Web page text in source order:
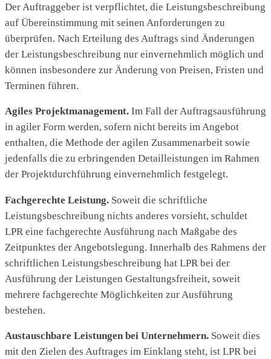
Der Auftraggeber ist verpflichtet, die Leistungsbeschreibung
auf Übereinstimmung mit seinen Anforderungen zu
überprüfen. Nach Erteilung des Auftrags sind Änderungen
der Leistungsbeschreibung nur einvernehmlich möglich und
können insbesondere zur Änderung von Preisen, Fristen und
Terminen führen.
Agiles Projektmanagement. Im Fall der Auftragsausführung
in agiler Form werden, sofern nicht bereits im Angebot
enthalten, die Methode der agilen Zusammenarbeit sowie
jedenfalls die zu erbringenden Detailleistungen im Rahmen
der Projektdurchführung einvernehmlich festgelegt.
Fachgerechte Leistung. Soweit die schriftliche
Leistungsbeschreibung nichts anderes vorsieht, schuldet
LPR eine fachgerechte Ausführung nach Maßgabe des
Zeitpunktes der Angebotslegung. Innerhalb des Rahmens der
schriftlichen Leistungsbeschreibung hat LPR bei der
Ausführung der Leistungen Gestaltungsfreiheit, soweit
mehrere fachgerechte Möglichkeiten zur Ausführung
bestehen.
Austauschbare Leistungen bei Unternehmern. Soweit dies
mit den Zielen des Auftrages im Einklang steht, ist LPR bei